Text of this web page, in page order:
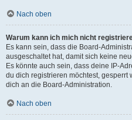
Nach oben
Warum kann ich mich nicht
Es kann sein, dass die Board-
ausgeschaltet hat, damit sich keine
Es könnte auch sein, dass deine IP-
du dich registrieren möchtest, gesperrt
dich an die Board-Administration.
Nach oben